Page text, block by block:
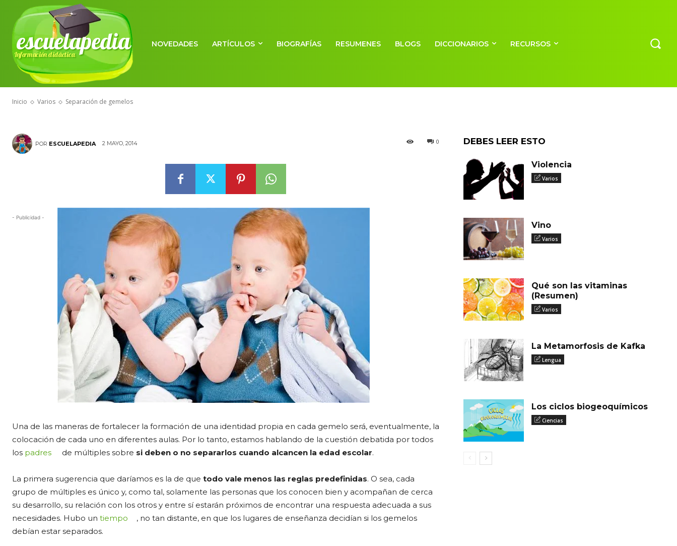
escuelapedia
Información didáctica
NOVEDADES ARTÍCULOS BIOGRAFÍAS RESUMENES BLOGS DICCIONARIOS RECURSOS
Inicio Varios Separación de gemelos
VARIOS
Separación de gemelos
POR ESCUELAPEDIA 2 MAYO, 2014 0
- Publicidad -
Una de las maneras de fortalecer la formación de una identidad propia en cada gemelo será, eventualmente, la
colocación de cada uno en diferentes aulas. Por lo tanto, estamos hablando de la cuestión debatida por todos
los padres de múltiples sobre si deben o no separarlos cuando alcancen la edad escolar.
La primera sugerencia que daríamos es la de que todo vale menos las reglas predefinidas. O sea, cada
grupo de múltiples es único y, como tal, solamente las personas que los conocen bien y acompañan de cerca
su desarrollo, su relación con los otros y entre sí estarán próximos de encontrar una respuesta adecuada a sus
necesidades. Hubo un tiempo
, no tan distante, en que los lugares de enseñanza decidían si los gemelos
debían estar separados.
DEBES LEER ESTO
Violencia
Varios
Vino
Varios
Qué son las vitaminas
(Resumen)
Varios
La Metamorfosis de Kafka
Lengua
Los ciclos biogeoquímicos
Ciencias